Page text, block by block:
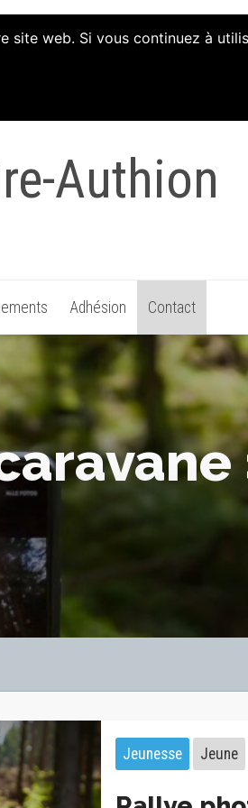
Authion
Adhésion Contact
Jeunesse Jeune
web. Si vous continuez à